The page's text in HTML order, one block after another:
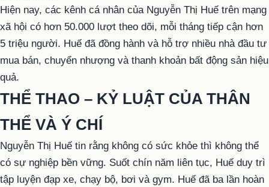
Hiện nay, các kênh cá nhân của Nguyễn Thị Huế trên mạng
xã hội có hơn 50.000 lượt theo dõi, mỗi tháng tiếp cận hơn
5 triệu người. Huế đã đồng hành và hỗ trợ nhiều nhà đầu tư
mua bán, chuyển nhượng và thanh khoản bất động sản hiệu
quả.
THỂ THAO – KỶ LUẬT CỦA THÂN
THỂ VÀ Ý CHÍ
Nguyễn Thị Huế tin rằng không có sức khỏe thì không thể
có sự nghiệp bền vững. Suốt chín năm liên tục, Huế duy trì
tập luyện đạp xe, chạy bộ, bơi và gym. Huế đã ba lần hoàn